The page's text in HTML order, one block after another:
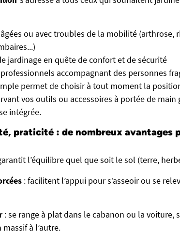
ou avec troubles de la mobilité (arthrose,
jardinage en quête de confort et de sécurité
accompagnant des personnes
permet de choisir à tout moment la
vos outils ou accessoires à portée de main
intégrée.
praticité : de nombreux avantages
l’équilibre quel que soit le sol (terre,
: facilitent l’appui pour s’asseoir ou se
: se range à plat dans le cabanon ou la voiture,
à l’autre.